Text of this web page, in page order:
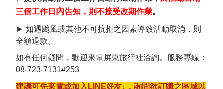
三個工作日 內告知，則不接受改期作業。
► 如遇颱風或其他不可抗拒之因素導致活動取消，則
全額退款。
如有任何疑問，歡迎來電屏東旅行社洽詢。服務專線：
08-723-7131#253
建議可先來電或加入LINE好友↓，詢問欲訂購之區域以